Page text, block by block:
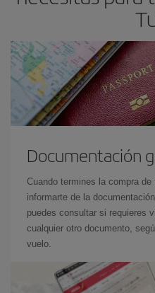
Documentación
Cuando termines la compra
informarte de la
puedes consultar si requieres
cualquier otro documento,
vuelo.